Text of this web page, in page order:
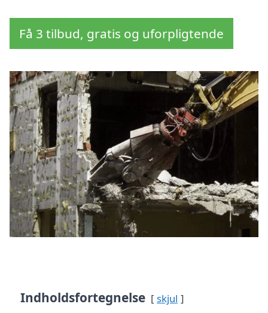
Få 3 tilbud, gratis og uforpligtende
Indholdsfortegnelse skjul